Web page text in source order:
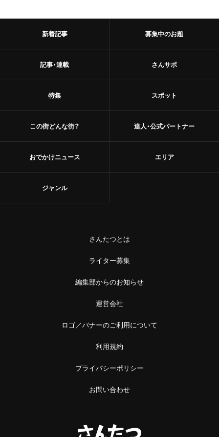
新着記事
記事・連載
特集
この街どんな街？
おでかけニュース
募集中のお題
さんサポ
スポット
達人・公式パートナー
エリア
ジャンル
さんたつとは
ライター募集
編集部からのお知らせ
運営会社
ロゴ／バナーのご利用について
利用規約
プライバシーポリシー
お問い合わせ